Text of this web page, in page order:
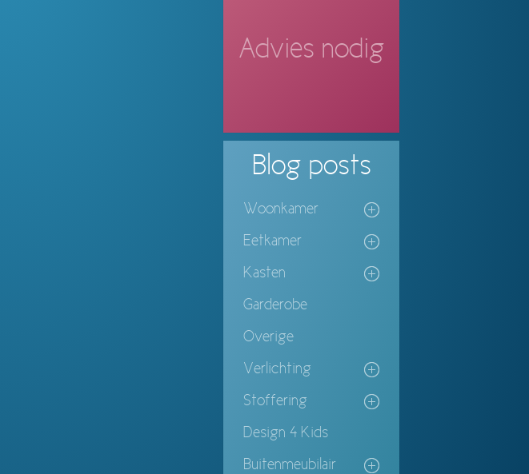
Advies nodig
Blog posts
Woonkamer
Eetkamer
Kasten
Garderobe
Overige
Verlichting
Stoffering
Design 4 Kids
Buitenmeubilair